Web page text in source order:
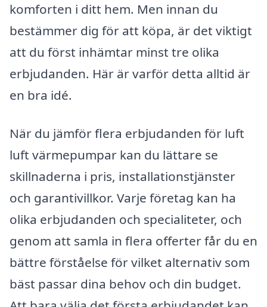
komforten i ditt hem. Men innan du
bestämmer dig för att köpa, är det viktigt
att du först inhämtar minst tre olika
erbjudanden. Här är varför detta alltid är
en bra idé.
När du jämför flera erbjudanden för luft
luft värmepumpar kan du lättare se
skillnaderna i pris, installationstjänster
och garantivillkor. Varje företag kan ha
olika erbjudanden och specialiteter, och
genom att samla in flera offerter får du en
bättre förståelse för vilket alternativ som
bäst passar dina behov och din budget.